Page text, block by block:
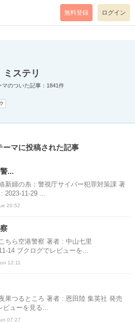
code=0 mode=return level=notice
無料登録 ログイン
ミステリ
マのついた記事：1841件
ーマに投稿された記事
...
婦の糸：警視庁サイバー犯罪対策課 著
11-29 ...
20:52
ら空港警察 著者 : 中山七里
14 ブクログでレビューを...
12:11
つるところ 著者 : 恩田陸 集英社 発売
ューを見る...
07:27